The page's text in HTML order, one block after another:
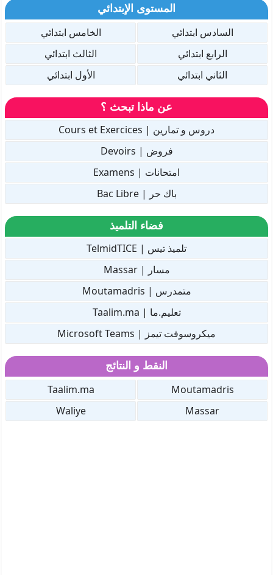
المستوى الإبتدائي
السادس ابتدائي
الخامس ابتدائي
الرابع ابتدائي
الثالث ابتدائي
الثاني ابتدائي
الأول ابتدائي
عن ماذا تبحث ؟
دروس و تمارين | Cours et Exercices
فروض | Devoirs
امتحانات | Examens
باك حر | Bac Libre
فضاء التلميذ
تلميذ تيس | TelmidTICE
مسار | Massar
متمدرس | Moutamadris
تعليم.ما | Taalim.ma
ميكروسوفت تيمز | Microsoft Teams
النقط و النتائج
Moutamadris
Taalim.ma
Massar
Waliye